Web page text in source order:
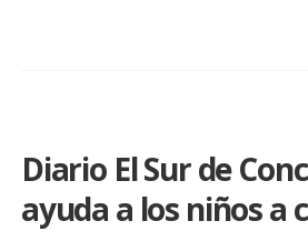
Diario El Sur de
ayuda a los niños a